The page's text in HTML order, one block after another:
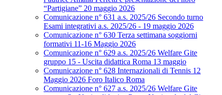
“Partigiane” 20 maggio 2026
Comunicazione n° 631 a.s. 2025/26 Secondo turno
Esami integrativi a.s. 2025/26 - 19 maggio 2026
Comunicazione n° 630 Terza settimana soggiorni
formativi 11-16 Maggio 2026
Comunicazione n° 629 a.s. 2025/26 Welfare Gite
gruppo 15 - Uscita didattica Roma 13 maggio
Comunicazione n° 628 Internazionali di Tennis 12
Maggio 2026 Foro Italico Roma
Comunicazione n° 627 a.s. 2025/26 Welfare Gite